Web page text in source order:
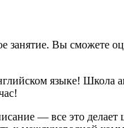
занятие. Вы сможете
языке! Школа
— все это